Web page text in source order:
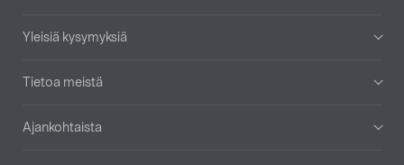
Yleisiä kysymyksiä
Tietoa meistä
Ajankohtaista